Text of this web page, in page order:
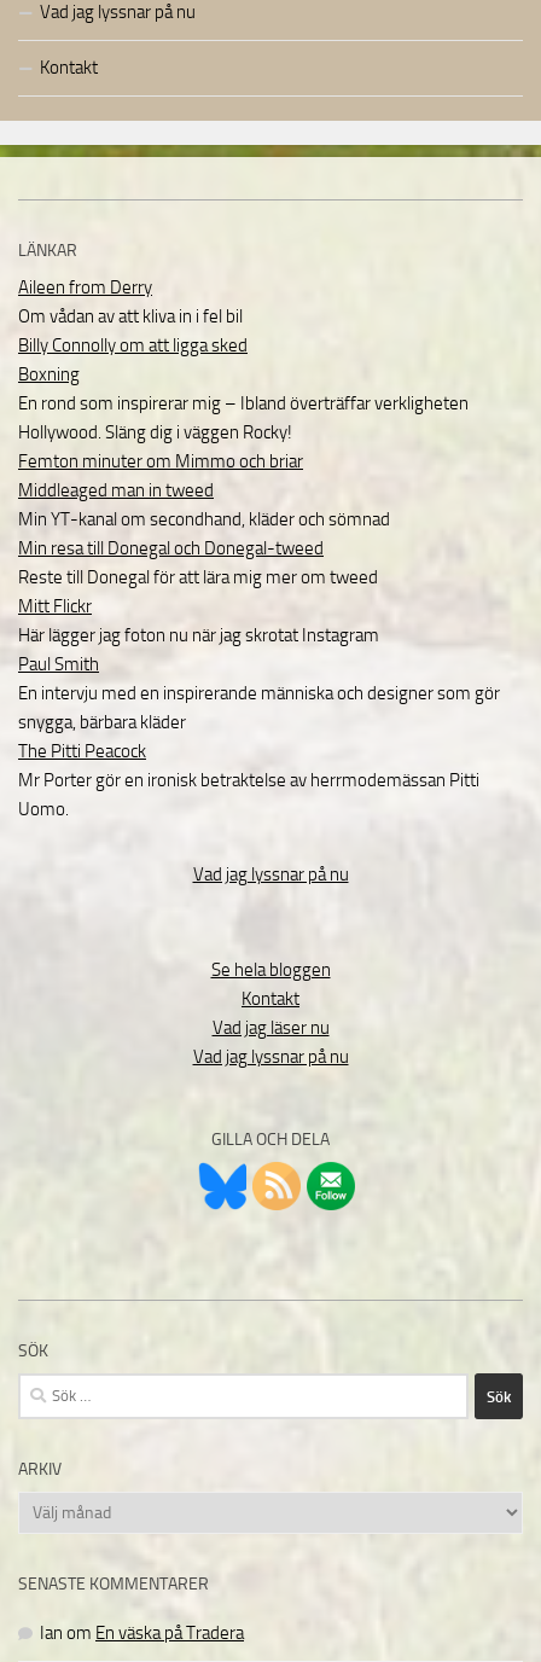
Vad jag lyssnar på nu
Kontakt
LÄNKAR
Aileen from Derry
Om vådan av att kliva in i fel bil
Billy Connolly om att ligga sked
Boxning
En rond som inspirerar mig – Ibland överträffar verkligheten
Hollywood. Släng dig i väggen Rocky!
Femton minuter om Mimmo och briar
Middleaged man in tweed
Min YT-kanal om secondhand, kläder och sömnad
Min resa till Donegal och Donegal-tweed
Reste till Donegal för att lära mig mer om tweed
Mitt Flickr
Här lägger jag foton nu när jag skrotat Instagram
Paul Smith
En intervju med en inspirerande människa och designer som gör
snygga, bärbara kläder
The Pitti Peacock
Mr Porter gör en ironisk betraktelse av herrmodemässan Pitti
Uomo.
Vad jag lyssnar på nu
Se hela bloggen
Kontakt
Vad jag läser nu
Vad jag lyssnar på nu
GILLA OCH DELA
SÖK
Sök
efter:
ARKIV
Arkiv
SENASTE KOMMENTARER
Ian om En väska på Tradera